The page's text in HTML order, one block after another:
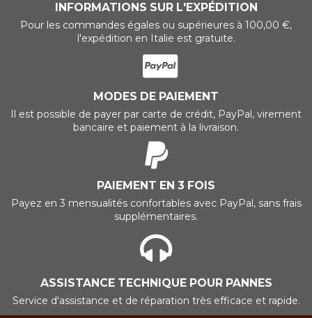
INFORMATIONS SUR L'EXPÉDITION
Pour les commandes égales ou supérieures à 100,00 €,
l'expédition en Italie est gratuite.
MODES DE PAIEMENT
Il est possible de payer par carte de crédit, PayPal, virement
bancaire et paiement à la livraison.
PAIEMENT EN 3 FOIS
Payez en 3 mensualités confortables avec PayPal, sans frais
supplémentaires.
ASSISTANCE TECHNIQUE POUR PANNES
Service d'assistance et de réparation très efficace et rapide.